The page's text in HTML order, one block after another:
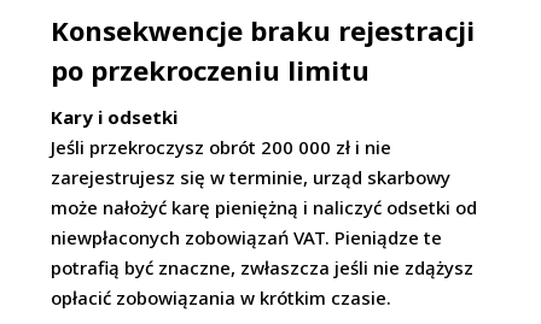
Konsekwencje braku rejestracji
po przekroczeniu limitu
Kary i odsetki
Jeśli przekroczysz obrót 200 000 zł i nie
zarejestrujesz się w terminie, urząd skarbowy
może nałożyć karę pieniężną i naliczyć odsetki od
niewpłaconych zobowiązań VAT. Pieniądze te
potrafią być znaczne, zwłaszcza jeśli nie zdążysz
opłacić zobowiązania w krótkim czasie.